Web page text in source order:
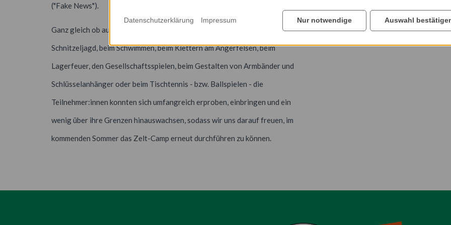
("Fake News").
Ganz gleich ob auf den Radtouren, der
Schnitzeljagd, beim Schwimmen, beim Klettern am Angerfelsen, beim
Lagerfeuer, den Gesellschaftsspielen, beim Gestalten von Armbänder und
Schlüsselanhänger oder beim Tischtennis - bzw. Ballspielen - die
Teilnehmer:innen konnten sich umfangreich erproben, einbringen und ein
wenig über ihre Grenzen hinauswachsen, sodass wir uns darauf freuen, im
kommenden Sommer das Zelt-Camp erneut durchführen zu können.
Nur notwendige Auswahl
Datenschutzerklärung Impressum